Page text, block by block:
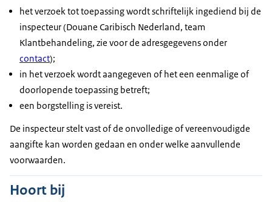
het verzoek tot toepassing wordt schriftelijk ingediend bij de
inspecteur (Douane Caribisch Nederland, team
Klantbehandeling, zie voor de adresgegevens onder
contact);
in het verzoek wordt aangegeven of het een eenmalige of
doorlopende toepassing betreft;
een borgstelling is vereist.
De inspecteur stelt vast of de onvolledige of vereenvoudigde
aangifte kan worden gedaan en onder welke aanvullende
voorwaarden.
Hoort bij